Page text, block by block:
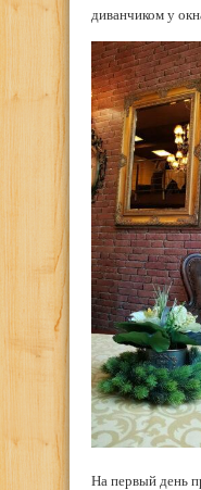
диванчиком у
На первый день